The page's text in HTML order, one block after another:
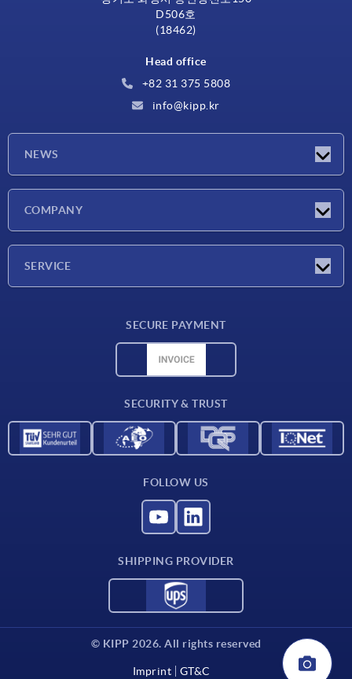
D506호
(18462)
Head office
+82 31 375 5808
info@kipp.kr
NEWS
COMPANY
SERVICE
SECURE PAYMENT
SECURITY & TRUST
FOLLOW US
SHIPPING PROVIDER
© KIPP 2026. All rights reserved
Imprint GT&C